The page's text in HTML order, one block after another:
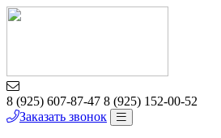
8 (925) 607-87-47 8 (925) 152-00-52
Заказать звонок